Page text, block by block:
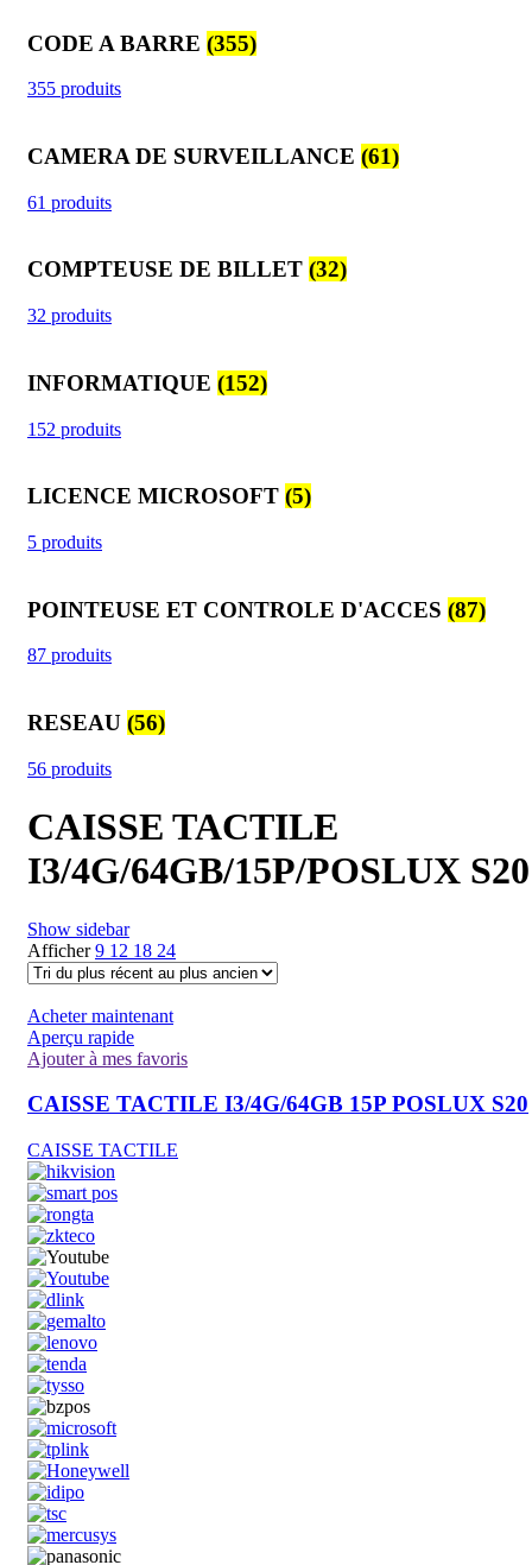
CODE A BARRE (355)
355 produits
CAMERA DE SURVEILLANCE (61)
61 produits
COMPTEUSE DE BILLET (32)
32 produits
INFORMATIQUE (152)
152 produits
LICENCE MICROSOFT (5)
5 produits
POINTEUSE ET CONTROLE D'ACCES (87)
87 produits
RESEAU (56)
56 produits
CAISSE TACTILE
I3/4G/64GB/15P/POSLUX S20
Show sidebar
Afficher9 12 18 24
Acheter maintenant
Aperçu rapide
Ajouter à mes favoris
CAISSE TACTILE I3/4G/64GB 15P POSLUX S20
CAISSE TACTILE